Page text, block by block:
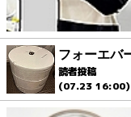
フォーエバ
読者投稿
(07.23 16:00)